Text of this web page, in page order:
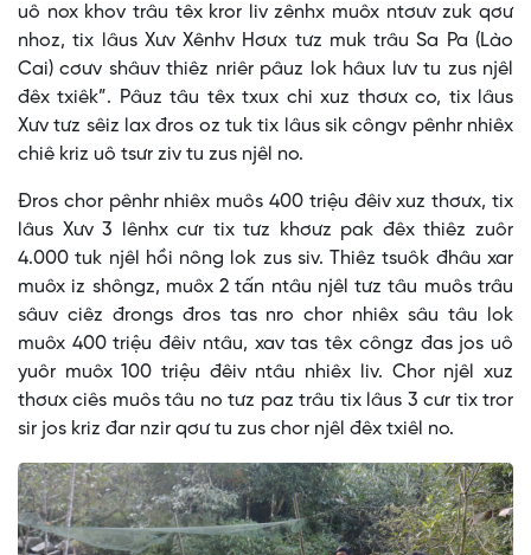
uô nox khov trâu têx kror liv zênhx muôx ntơưv zuk qơư
nhoz, tix lâus Xưv Xênhv Hơưx tưz muk trâu Sa Pa (Lào
Cai) cơưv shâuv thiêz nriêr pâuz lok hâux lưv tu zus njêl
đêx txiêk”. Pâuz tâu têx txux chi xuz thơưx co, tix lâus
Xưv tưz sêiz lax đros oz tuk tix lâus sik côngv pênhr nhiêx
chiê kriz uô tsưr ziv tu zus njêl no.
Đros chor pênhr nhiêx muôs 400 triệu đêiv xuz thơưx, tix
lâus Xưv 3 lênhx cưr tix tưz khơưz pak đêx thiêz zuôr
4.000 tuk njêl hồi nông lok zus siv. Thiêz tsuôk đhâu xar
muôx iz shôngz, muôx 2 tấn ntâu njêl tưz tâu muôs trâu
sâuv ciêz đrongs đros tas nro chor nhiêx sâu tâu lok
muôx 400 triệu đêiv ntâu, xav tas têx côngz đas jos uô
yuôr muôx 100 triệu đêiv ntâu nhiêx liv. Chor njêl xuz
thơưx ciês muôs tâu no tưz paz trâu tix lâus 3 cưr tix tror
sir jos kriz đar nzir qơư tu zus chor njêl đêx txiêl no.